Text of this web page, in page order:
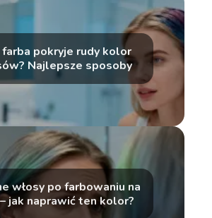
farba pokryje rudy kolor
Najlepsze sposoby
włosy po farbowaniu na
jak naprawić ten kolor?